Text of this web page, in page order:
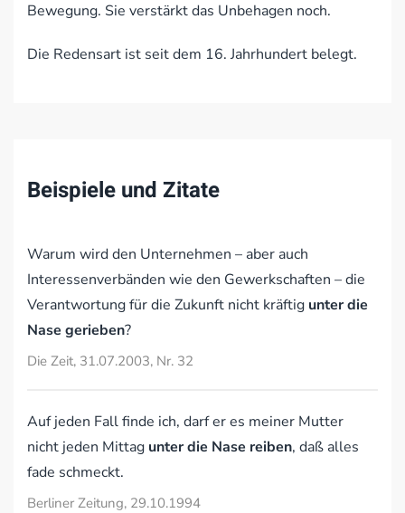
Bewegung. Sie verstärkt das Unbehagen noch.
Die Redensart ist seit dem 16. Jahrhundert belegt.
Beispiele und Zitate
Warum wird den Unternehmen – aber auch
Interessenverbänden wie den Gewerkschaften – die
Verantwortung für die Zukunft nicht kräftig unter die
Nase gerieben?
Die Zeit, 31.07.2003, Nr. 32
Auf jeden Fall finde ich, darf er es meiner Mutter
nicht jeden Mittag unter die Nase reiben, daß alles
fade schmeckt.
Berliner Zeitung, 29.10.1994